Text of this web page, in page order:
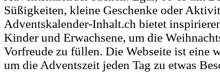
Süßigkeiten, kleine Geschenke oder
Adventskalender-Inhalt.ch bietet
Kinder und Erwachsene, um die
Vorfreude zu füllen. Die Webseite ist eine
um die Adventszeit jeden Tag zu etwas